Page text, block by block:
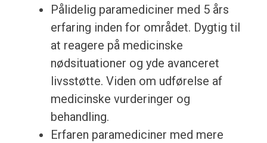
Pålidelig paramediciner med 5 års
erfaring inden for området. Dygtig til
at reagere på medicinske
nødsituationer og yde avanceret
livsstøtte. Viden om udførelse af
medicinske vurderinger og
behandling.
Erfaren paramediciner med mere